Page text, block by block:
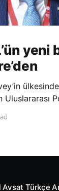
yeni
Uluslararası
Avsat Türkçe